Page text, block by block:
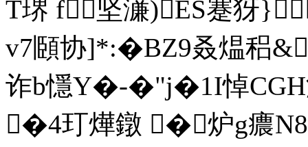
T琾 f坚濓)ES蹇犽
v7頥协]*:�BZ9叒煴
诈b懚Y�-�"j�1I悼
�4玎燁鐓 �炉g癑